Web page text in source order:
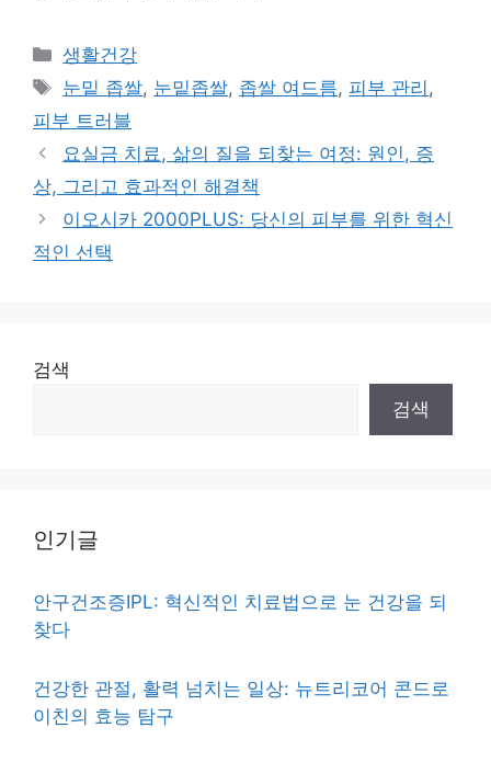
Categories
생활건강
Tags
눈밑 좁쌀, 눈밑좁쌀, 좁쌀 여드름, 피부 관리 ,
피부 트러블
요실금 치료, 삶의 질을 되찾는 여정: 원인, 증
상, 그리고 효과적인 해결책
이오시카 2000PLUS: 당신의 피부를 위한 혁신
적인 선택
검색
검색
인기글
안구건조증IPL: 혁신적인 치료법으로 눈 건강을 되
찾다
건강한 관절, 활력 넘치는 일상: 뉴트리코어 콘드로
이친의 효능 탐구